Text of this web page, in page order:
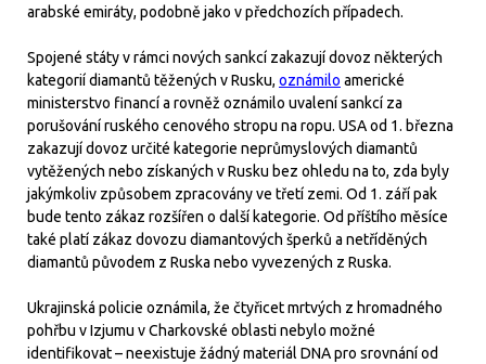
arabské emiráty, podobně jako v předchozích případech.
Spojené státy v rámci nových sankcí zakazují dovoz některých
kategorií diamantů těžených v Rusku, oznámilo americké
ministerstvo financí a rovněž oznámilo uvalení sankcí za
porušování ruského cenového stropu na ropu. USA od 1. března
zakazují dovoz určité kategorie neprůmyslových diamantů
vytěžených nebo získaných v Rusku bez ohledu na to, zda byly
jakýmkoliv způsobem zpracovány ve třetí zemi. Od 1. září pak
bude tento zákaz rozšířen o další kategorie. Od příštího měsíce
také platí zákaz dovozu diamantových šperků a netříděných
diamantů původem z Ruska nebo vyvezených z Ruska.
Ukrajinská policie oznámila, že čtyřicet mrtvých z hromadného
pohřbu v Izjumu v Charkovské oblasti nebylo možné
identifikovat – neexistuje žádný materiál DNA pro srovnání od